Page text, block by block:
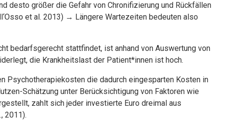
desto größer die Gefahr von Chronifizierung und Rückfällen
et al. 2013) → Längere Wartezeiten bedeuten also
bedarfsgerecht stattfindet, ist anhand von Auswertung von
die Krankheitslast der Patient*innen ist hoch.
Psychotherapiekosten die dadurch eingesparten Kosten in
Schätzung unter Berücksichtigung von Faktoren wie
zahlt sich jeder investierte Euro dreimal aus
2011).